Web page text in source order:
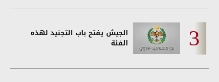
الجيش يفتح باب التجنيد لهذه
الفئة